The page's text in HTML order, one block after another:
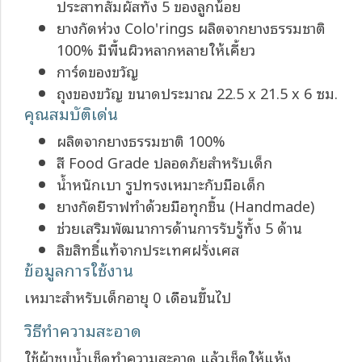
ประสาทสัมผัสทั้ง 5 ของลูกน้อย
ยางกัดห่วง Colo'rings ผลิตจากยางธรรมชาติ
100% มีพื้นผิวหลากหลายให้เคี้ยว
การ์ดของขวัญ
ถุงของขวัญ ขนาดประมาณ 22.5 x 21.5 x 6 ซม.
คุณสมบัติเด่น
ผลิตจากยางธรรมชาติ 100%
สี Food Grade ปลอดภัยสำหรับเด็ก
น้ำหนักเบา รูปทรงเหมาะกับมือเด็ก
ยางกัดยีราฟทำด้วยมือทุกชิ้น (Handmade)
ช่วยเสริมพัฒนาการด้านการรับรู้ทั้ง 5 ด้าน
ลิขสิทธิ์แท้จากประเทศฝรั่งเศส
ข้อมูลการใช้งาน
เหมาะสำหรับเด็กอายุ 0 เดือนขึ้นไป
วิธีทำความสะอาด
ใช้ผ้าชุบน้ำเช็ดทำความสะอาด แล้วเช็ดให้แห้ง